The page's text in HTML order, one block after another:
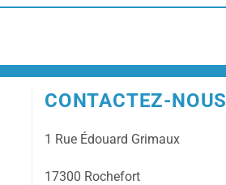
CONTACTEZ-NOUS
1 Rue Édouard Grimaux
17300 Rochefort